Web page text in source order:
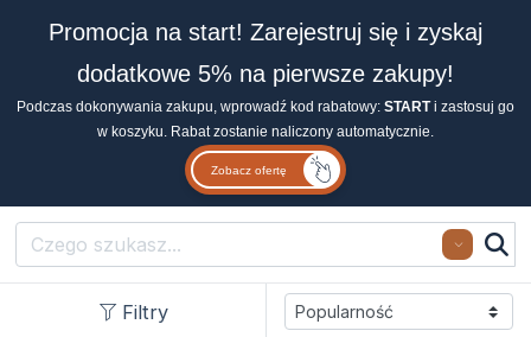
Promocja na start! Zarejestruj się i zyskaj
dodatkowe 5% na pierwsze zakupy!
Podczas dokonywania zakupu, wprowadź kod rabatowy: STARTi zastosuj go
w koszyku. Rabat zostanie naliczony automatycznie.
Zobacz ofertę
Search
Filtry